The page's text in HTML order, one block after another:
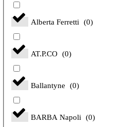
Alberta Ferretti (0)
AT.P.CO (0)
Ballantyne (0)
BARBA Napoli (0)